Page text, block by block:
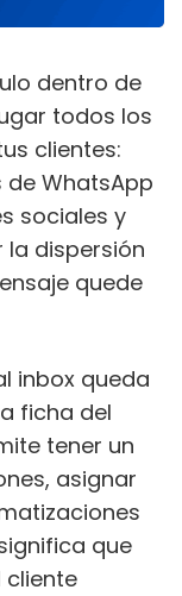
dentro de
todos los
clientes:
WhatsApp
sociales y
la dispersión
quede
inbox queda
ficha del
tener un
asignar
que
cliente